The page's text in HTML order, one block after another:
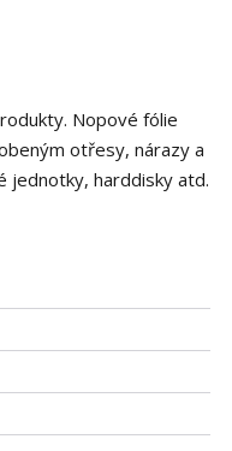
Nopové fólie
otřesy, nárazy a
jednotky, harddisky atd.